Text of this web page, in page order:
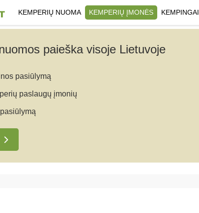
KEMPERIŲ NUOMA KEMPERIŲ ĮMONĖS KEMPINGAI
paieška visoje Lietuvoje
pasiūlymą
paslaugų įmonių